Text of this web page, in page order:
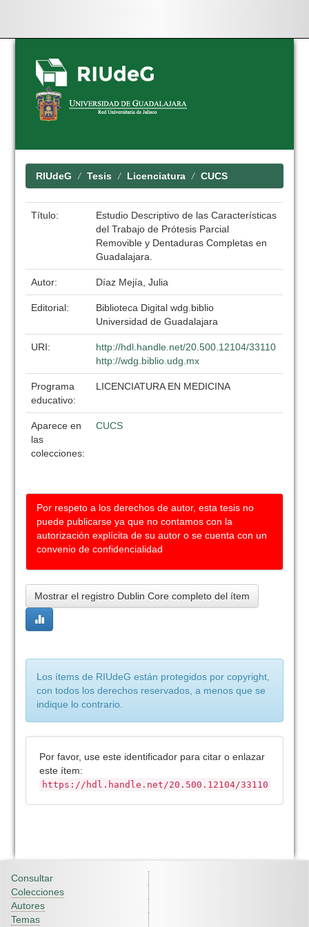
Skip
navigation
RIUdeG Tesis Licenciatura CUCS
Título:
Estudio Descriptivo de las Características
del Trabajo de Prótesis Parcial
Removible y Dentaduras Completas en
Guadalajara.
Autor: Díaz Mejía, Julia
Editorial:
Biblioteca Digital wdg.biblio
Universidad de Guadalajara
URI:
http://hdl.handle.net/20.500.12104/33110
http://wdg.biblio.udg.mx
Programa
educativo:
LICENCIATURA EN MEDICINA
Aparece en
las
colecciones:
CUCS
Por respeto a los derechos de autor, esta tesis no
puede publicarse ya que no contamos con la
autorización explícita de su autor o se cuenta con un
convenio de confidencialidad
Mostrar el registro Dublin Core completo del ítem
Los ítems de RIUdeG están protegidos por copyright,
con todos los derechos reservados, a menos que se
indique lo contrario.
Por favor, use este identificador para citar o enlazar
este ítem:
https://hdl.handle.net/20.500.12104/33110
Consultar
Colecciones
Autores
Temas